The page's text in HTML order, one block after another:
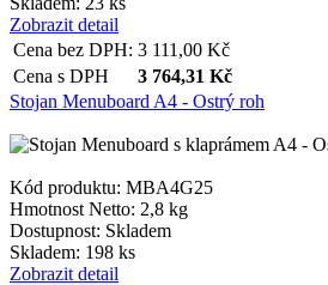
Zobrazit detail
Cena bez DPH: 3 111,00 Kč
Cena s DPH
3 764,31 Kč
Stojan Menuboard A4 - Ostrý roh
Kód produktu: MBA4G25
Hmotnost Netto: 2,8 kg
Dostupnost: Skladem
Skladem: 198 ks
Zobrazit detail